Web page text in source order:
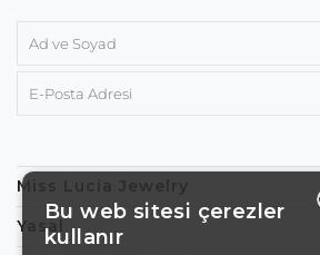
Miss Lucia Jewelry
Yasal
Bu web sitesi çerezler
kullanır